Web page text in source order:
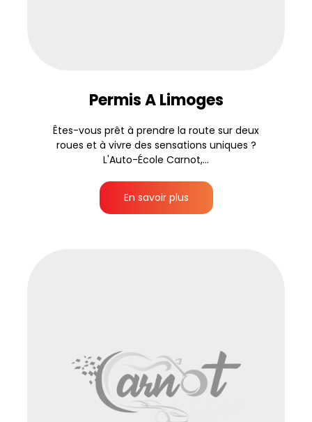
Permis A Limoges
Êtes-vous prêt à prendre la route sur deux
roues et à vivre des sensations uniques ?
L'Auto-École Carnot,...
En savoir plus